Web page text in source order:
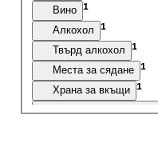
Вино 1
Алкохол 1
Твърд алкохол 1
Места за сядане 1
Храна за вкъщи 1
Консумация на място